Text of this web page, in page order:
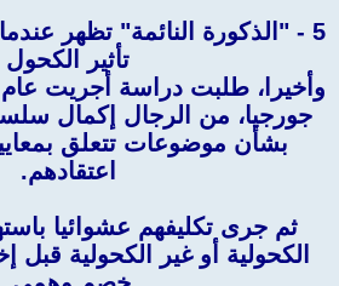
5 - "الذكورة النائمة" تظهر
تأثير الكحول
جورجيا، من الرجال إكمال
بشأن موضوعات تتعلق
اعتقادهم.
ثم جرى تكليفهم عشوائيا
الكحولية أو غير الكحولية قبل